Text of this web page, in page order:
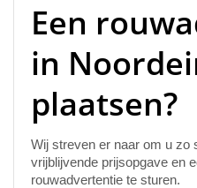
Een
in
plaatsen?
Wij streven er naar om u zo
vrijblijvende prijsopgave en
rouwadvertentie te sturen.